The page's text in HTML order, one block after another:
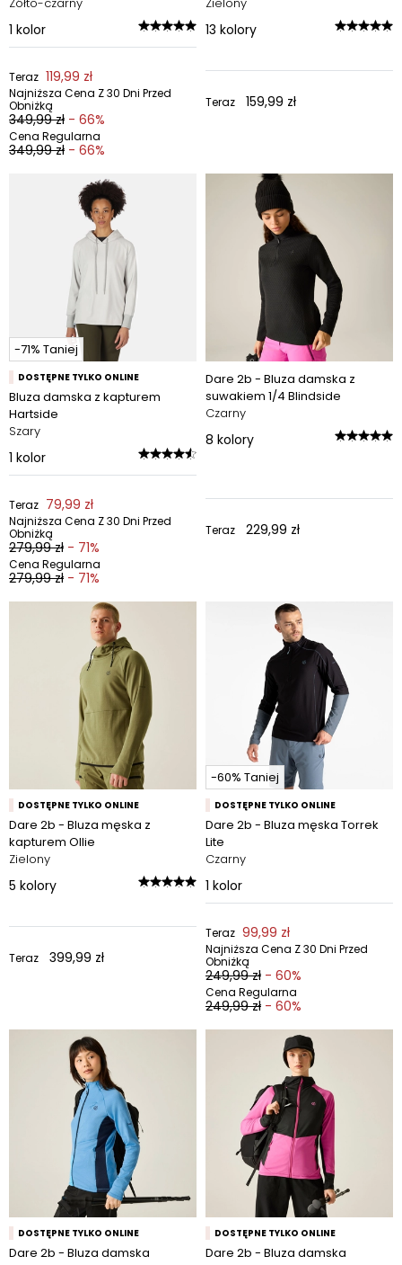
1 kolor
Teraz 119,99 zł
Najniższa Cena Z 30 Dni Przed
Obniżką
349,99 zł - 66%
Cena Regularna
349,99 zł - 66%
13 kolory
Teraz 159,99 zł
-71% Taniej
DOSTĘPNE TYLKO ONLINE
Bluza damska z kapturem
Hartside
Szary
1 kolor
Teraz 79,99 zł
Najniższa Cena Z 30 Dni Przed
Obniżką
279,99 zł - 71%
Cena Regularna
279,99 zł - 71%
Dare 2b - Bluza damska z
suwakiem 1/4 Blindside
Czarny
8 kolory
Teraz 229,99 zł
DOSTĘPNE TYLKO ONLINE
Dare 2b - Bluza męska z
kapturem Ollie
Zielony
5 kolory
Teraz 399,99 zł
-60% Taniej
DOSTĘPNE TYLKO ONLINE
Dare 2b - Bluza męska Torrek
Lite
Czarny
1 kolor
Teraz 99,99 zł
Najniższa Cena Z 30 Dni Przed
Obniżką
249,99 zł - 60%
Cena Regularna
249,99 zł - 60%
DOSTĘPNE TYLKO ONLINE
Dare 2b - Bluza damska
DOSTĘPNE TYLKO ONLINE
Dare 2b - Bluza damska